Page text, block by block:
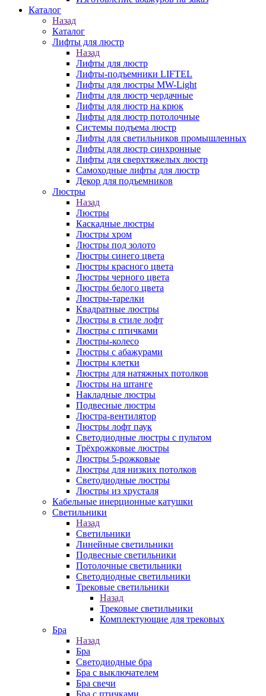
Каталог
Назад
Каталог
Лифты для люстр
Назад
Лифты для люстр
Лифты-подъемники LIFTEL
Лифты для люстры MW-Light
Лифты для люстр чердачные
Лифты для люстр на крюк
Лифты для люстр потолочные
Системы подъема люстр
Лифты для светильников промышленных
Лифты для люстр синхронные
Лифты для сверхтяжелых люстр
Самоходные лифты для люстр
Декор для подъемников
Люстры
Назад
Люстры
Каскадные люстры
Люстры хром
Люстры под золото
Люстры синего цвета
Люстры красного цвета
Люстры черного цвета
Люстры белого цвета
Люстры-тарелки
Квадратные люстры
Люстры в стиле лофт
Люстры с птичками
Люстры-колесо
Люстры с абажурами
Люстры клетки
Люстры для натяжных потолков
Люстры на штанге
Накладные люстры
Подвесные люстры
Люстра-вентилятор
Люстры лофт паук
Светодиодные люстры с пультом
Трёхрожковые люстры
Люстры 5-рожковые
Люстры для низких потолков
Cветодиодные люстры
Люстры из хрусталя
Кабельные инерционные катушки
Светильники
Назад
Светильники
Линейные светильники
Подвесные светильники
Потолочные светильники
Светодиодные светильники
Трековые светильники
Назад
Трековые светильники
Комплектующие для трековых
Бра
Назад
Бра
Светодиодные бра
Бра с выключателем
Бра свечи
Бра с птичками